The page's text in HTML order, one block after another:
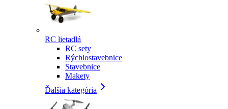
RC lietadlá
RC sety
Rýchlostavebnice
Stavebnice
Makety
Ďalšia kategória